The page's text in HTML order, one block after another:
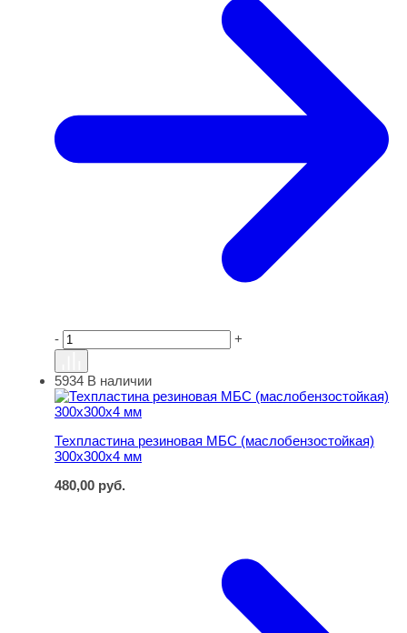
- +
Техпластина резиновая МБС (маслобензостойкая)
5934 В наличии
Техпластина резиновая МБС (маслобензостойкая)
300х300х4 мм
480,00 руб.